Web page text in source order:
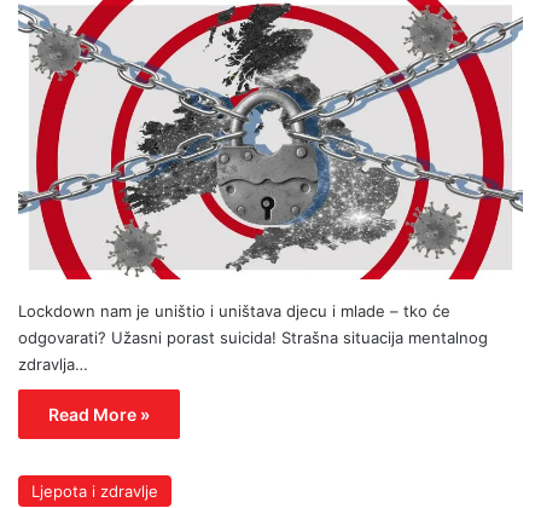
Lockdown nam je uništio i uništava djecu i mlade – tko će
odgovarati? Užasni porast suicida! Strašna situacija mentalnog
zdravlja…
Read More »
Ljepota i zdravlje